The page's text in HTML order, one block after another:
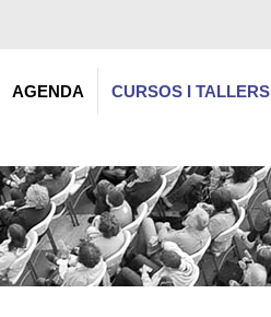
AGENDA CURSOS I TALLERS